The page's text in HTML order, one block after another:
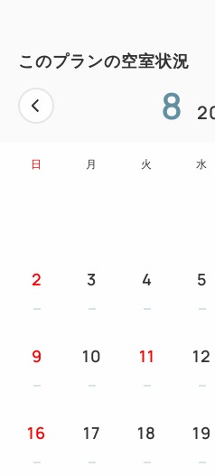
一日の始まりに、豊富
内容：フード・ドリンクな
額面の金額以上ご利用
額のご返金は出来かねます
下さい。
電気街南口徒歩1分。
■タッチパネル式のセルフ
このプランの空室状況
8
日 月 火 水
2 3 4 5
9 10 11 12
16 17 18 19